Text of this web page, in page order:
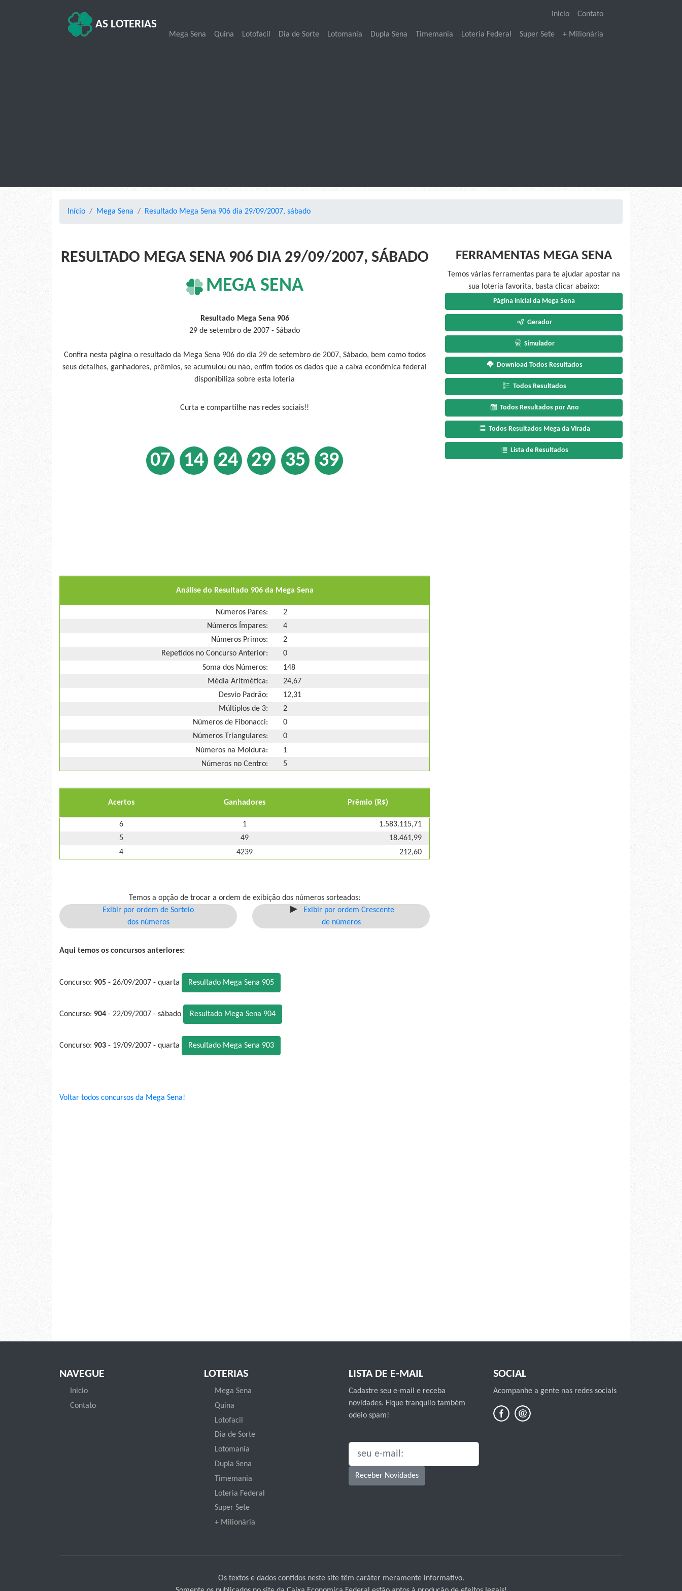
AS LOTERIAS
Inicio Contato
Mega Sena Quina Lotofacil Dia de Sorte Lotomania Dupla Sena Timemania Loteria Federal Super Sete + Milionária
Início Mega Sena Resultado Mega Sena 906 dia 29/09/2007, sábado
RESULTADO MEGA SENA 906 DIA 29/09/2007, SÁBADO
MEGA SENA
Resultado Mega Sena 906
29 de setembro de 2007 - Sábado
Confira nesta página o resultado da Mega Sena 906 do dia 29 de setembro de 2007, Sábado, bem como todos
seus detalhes, ganhadores, prêmios, se acumulou ou não, enfim todos os dados que a caixa econômica federal
disponibiliza sobre esta loteria
Curta e compartilhe nas redes sociais!!
07 14 24 29 35 39
Análise do Resultado 906 da Mega Sena
Números Pares:
2
Números Ímpares:
4
Números Primos:
2
Repetidos no Concurso Anterior:
0
Soma dos Números:
148
Média Aritmética:
24,67
Desvio Padrão:
12,31
Múltiplos de 3:
2
Números de Fibonacci:
0
Números Triangulares:
0
Números na Moldura:
1
Números no Centro:
5
Acertos Ganhadores Prêmio (R$)
6 1
1.583.115,71
5
49
18.461,99
4
4239 212,60
Temos a opção de trocar a ordem de exibição dos números sorteados:
Exibir por ordem de Sorteio
dos números
Exibir por ordem Crescente
de números
Aqui temos os concursos anteriores:
Concurso: 905 - 26/09/2007 - quarta Resultado Mega Sena 905
Concurso: 904 - 22/09/2007 - sábado Resultado Mega Sena 904
Concurso: 903 - 19/09/2007 - quarta Resultado Mega Sena 903
Voltar todos concursos da Mega Sena!
FERRAMENTAS MEGA SENA
Temos várias ferramentas para te ajudar apostar na
sua loteria favorita, basta clicar abaixo:
Página inicial da Mega Sena
Gerador
Simulador
Download Todos Resultados
Todos Resultados
Todos Resultados por Ano
Todos Resultados Mega da Virada
Lista de Resultados
NAVEGUE
Inicio
Contato
LOTERIAS
Mega Sena
Quina
Lotofacil
Dia de Sorte
Lotomania
Dupla Sena
Timemania
Loteria Federal
Super Sete
+ Milionária
LISTA DE E-MAIL
Cadastre seu e-mail e receba
novidades. Fique tranquilo também
odeio spam!
SEU E-MAIL:
Receber Novidades
SOCIAL
Acompanhe a gente nas redes sociais
Os textos e dados contidos neste site têm caráter meramente informativo.